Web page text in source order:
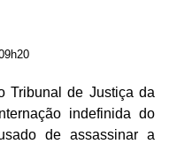
Tribunal de Justiça da
indefinida do
de assassinar a